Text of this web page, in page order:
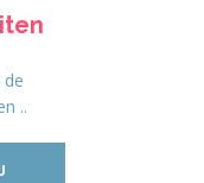
..